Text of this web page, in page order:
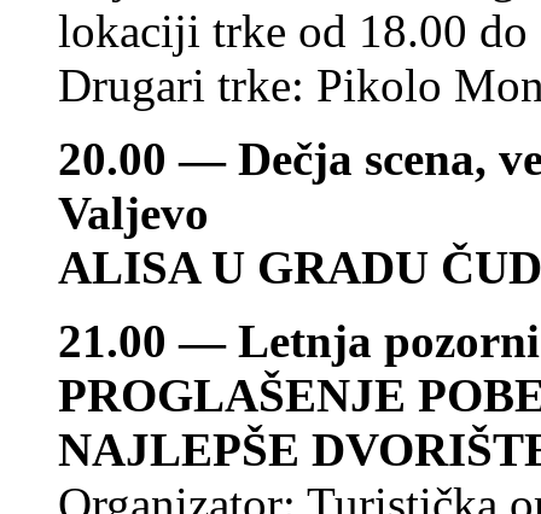
lokaciji trke od 18.00 do
Drugari trke: Pikolo
20.00 — Dečja scena,
Valjevo
ALISA U GRADU
21.00 — Letnja
PROGLAŠENJE
NAJLEPŠE